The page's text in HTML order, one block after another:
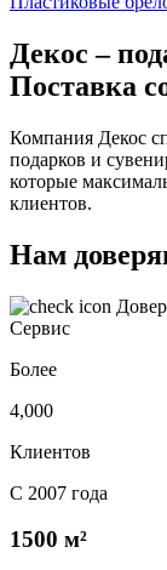
Декос –
Поставка
Компания Декос
подарков и
которые
клиентов.
Нам
Сервис
Более
4,000
Клиентов
С 2007 года
1500 м²